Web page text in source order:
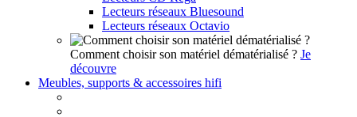
Lecteurs réseaux Bluesound
Lecteurs réseaux Octavio
Comment choisir son matériel dématérialisé ? Je
découvre
Meubles, supports & accessoires hifi